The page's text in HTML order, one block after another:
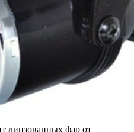
линзованных фар от